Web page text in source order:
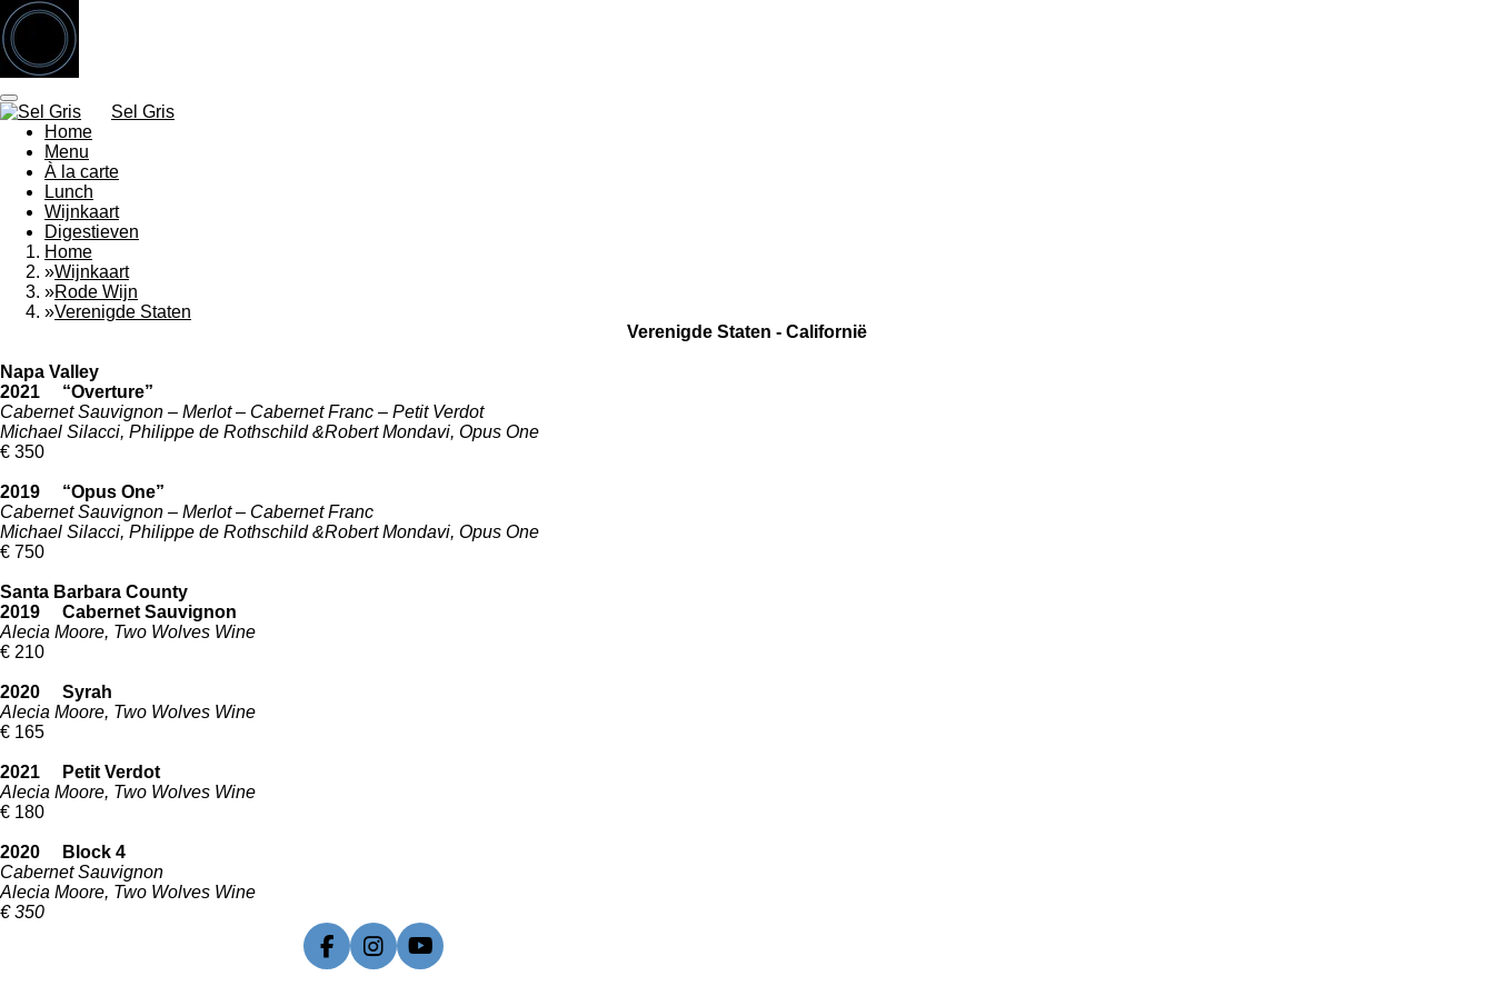
Ga
direct
naar
de
hoofdinhoud
Sel Gris
Home
Menu
À la carte
Lunch
Wijnkaart
Digestieven
Home
»Wijnkaart
»Rode Wijn
»Verenigde Staten
Verenigde Staten - Californië
Napa Valley
2021 “Overture”
Cabernet Sauvignon – Merlot – Cabernet Franc – Petit Verdot
Michael Silacci, Philippe de Rothschild &Robert Mondavi, Opus One
€ 350
2019 “Opus One”
Cabernet Sauvignon – Merlot – Cabernet Franc
Michael Silacci, Philippe de Rothschild &Robert Mondavi, Opus One
€ 750
Santa Barbara County
2019 Cabernet Sauvignon
Alecia Moore, Two Wolves Wine
€ 210
2020 Syrah
Alecia Moore, Two Wolves Wine
€ 165
2021 Petit Verdot
Alecia Moore, Two Wolves Wine
€ 180
2020 Block 4
Cabernet Sauvignon
Alecia Moore, Two Wolves Wine
€ 350
F
I
Y